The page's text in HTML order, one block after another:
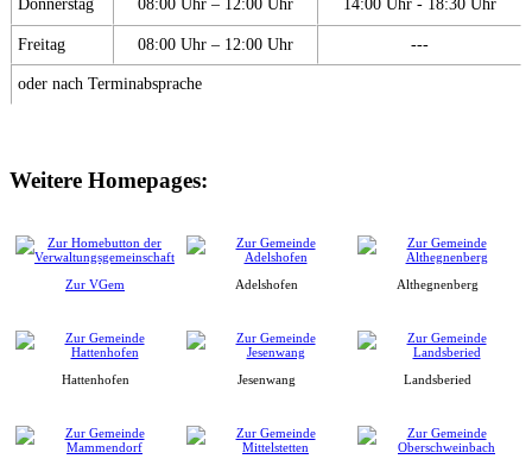
Freitag 08:00 Uhr – 12:00 Uhr ---
oder nach Terminabsprache
Weitere Homepages:
Zur VGem Adelshofen Althegnenberg
Hattenhofen Jesenwang Landsberied